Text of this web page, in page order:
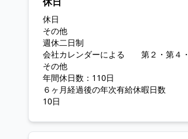
休日
その他
週休二日制
会社カレンダーによる 第２・第４
その他
年間休日数：110日
６ヶ月経過後の年次有給休暇日数
10日